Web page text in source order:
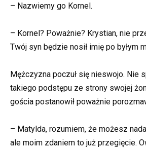
– Nazwiemy go Kornel.
– Kornel? Poważnie? Krystian, nie
Twój syn będzie nosił imię po byłym
Mężczyzna poczuł się nieswojo. Nie
takiego podstępu ze strony swojej
gościa postanowił poważnie
– Matylda, rozumiem, że możesz
ale moim zdaniem to już przegięcie.